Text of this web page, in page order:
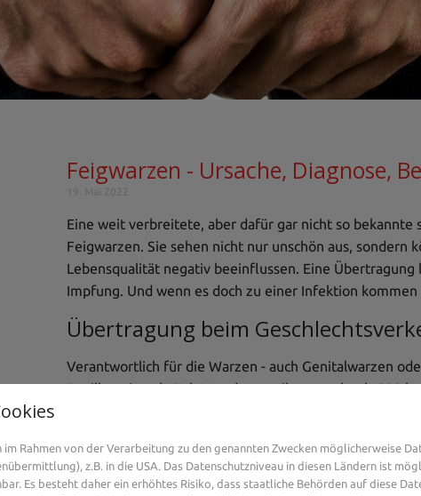
Feigwarzen - Ursache, Diagnose,
Eine weit verbreitete, aber dafür gar nicht so bekannte
Feigwarzen. Sie sehen nicht nur unschön aus, sondern
Lebensqualität negativ beeinflussen. Eine Übertragung
Impfung. Und wenn es doch zu einer Infektion
Übertragung beim
Verantwortlich für die Warzen - auch Genitalwarzen
Papillomviren (HPV). Von denen gibt es mehr als 200
ungefährliche, aber unangenehme Feigwarzen
beim Geschlechtsverkehr oder bei der Berührung von
ist es, mit den Feigwarzen des Geschlechtspartners
kommen. Ein Kondom ist in diesem Fall kein
Rahmen von der Verarbeitung zu den genannten Zwecken möglicherweise
z.B. in die USA. Das Datenschutzniveau in diesen Ländern ist
Es besteht daher ein erhöhtes Risiko, dass staatliche Behörden auf diese